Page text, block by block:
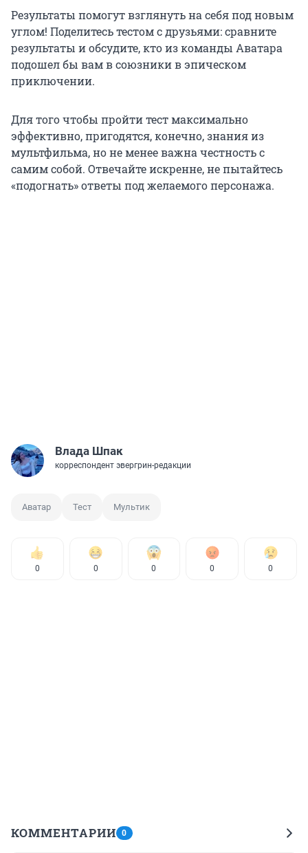
Результаты помогут взглянуть на себя под новым
углом! Поделитесь тестом с друзьями: сравните
результаты и обсудите, кто из команды Аватара
подошел бы вам в союзники в эпическом
приключении.
Для того чтобы пройти тест максимально
эффективно, пригодятся, конечно, знания из
мультфильма, но не менее важна честность с
самим собой. Отвечайте искренне, не пытайтесь
«подогнать» ответы под желаемого персонажа.
Влада Шпак
корреспондент эвергрин-редакции
Аватар Тест Мультик
0 0 0 0 0
КОММЕНТАРИИ 0